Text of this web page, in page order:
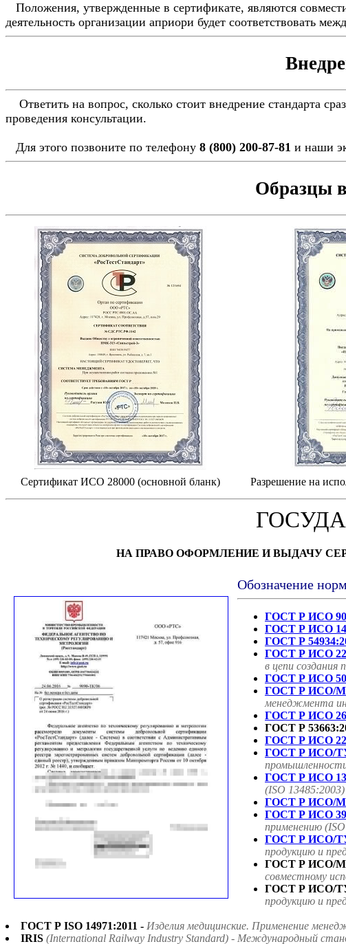
Положения, утвержденные в сертификате, являются
деятельность организации априори будет соответствовать
Ответить на вопрос, сколько стоит внедрение стандарта
проведения консультации.
Для этого позвоните по телефону 8 (800) 200-87-81 и наши
Образцы
Сертификат ИСО 28000 (основной бланк) Разрешение на
НА ПРАВО ОФОРМЛЕНИЕ И ВЫДАЧУ
Обозначение
ГОСТ Р ИСО
ГОСТ Р ИСО
ГОСТ Р
ГОСТ Р ИСО
в цепи создания
ГОСТ Р ИСО
ГОСТ Р ИСО/
менеджмента
ГОСТ Р ИСО
ГОСТ Р
ГОСТ Р ИСО
ГОСТ Р ИСО/ТУ
ГОСТ Р ИСО
(ISO 13485:2003)
ГОСТ Р ИСО/
ГОСТ Р ИСО
применению
ГОСТ Р ИСО/ТУ
продукцию и
ГОСТ Р ИСО/
совместному
ГОСТ Р ИСО/ТУ
продукцию и
ГОСТ Р ISO 14971:2011 - Изделия медицинские. Применение
IRIS (International Railway Industry Standard) - Международный